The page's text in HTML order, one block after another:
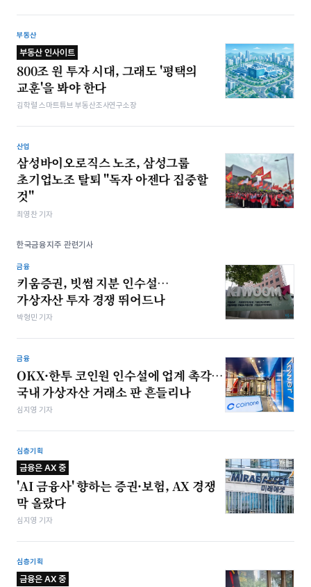
부동산
부동산 인사이트
800조 원 투자 시대, 그래도 '평택의
교훈'을 봐야 한다
김학렬 스마트튜브 부동산조사연구소장
산업
삼성바이오로직스 노조, 삼성그룹
초기업노조 탈퇴 "독자 아젠다 집중할
것"
최영찬 기자
한국금융지주 관련기사
금융
키움증권, 빗썸 지분 인수설…
가상자산 투자 경쟁 뛰어드나
박형민 기자
금융
OKX·한투 코인원 인수설에 업계 촉각…
국내 가상자산 거래소 판 흔들리나
심지영 기자
심층기획
금융은 AX 중
'AI 금융사' 향하는 증권·보험, AX 경쟁
막 올랐다
심지영 기자
심층기획
금융은 AX 중